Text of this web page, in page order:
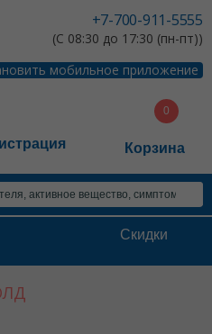
+7-700-911-5555
(С 08:30 до 17:30 (пн-пт))
мобильное приложение
Корзина
Скидки